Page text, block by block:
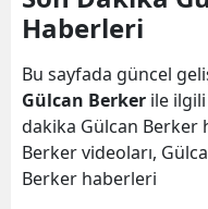
Haberleri
Bu sayfada güncel
Gülcan Berker ile
dakika Gülcan Berker
Berker videoları,
Berker haberleri